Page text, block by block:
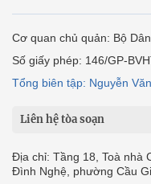
Cơ quan chủ quản: Bộ
Số giấy phép: 146/GP-
Tổng biên tập: Nguyễn
Liên hệ tòa soạn
Địa chỉ: Tầng 18, Toà nhà
Đình Nghệ, phường Cầu